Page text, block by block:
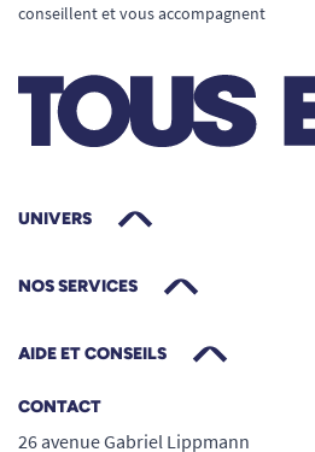
Autres
Batterie : Lithium 24V,
Temps de charge : 6h
Dimensions plié : 55 x
conseillent et vous accompagnent
UNIVERS
NOS SERVICES
AIDE ET CONSEILS
CONTACT
26 avenue Gabriel Lippmann